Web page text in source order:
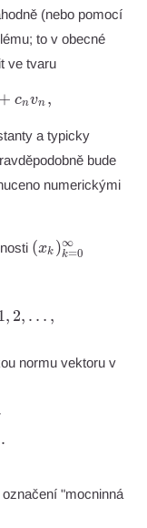
(nebo pomocí
to v obecné
ve tvaru
v_1 + c_2 v_2 +
+ cnvn ,
a typicky
\neq
0
bude
numerickými
(xk )k=0
∞
=
, 2, … ,
normu vektoru vz
.
"mocninná